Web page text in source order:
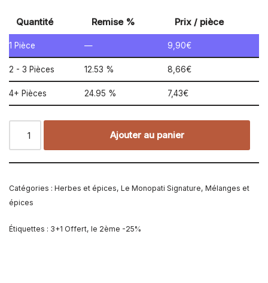
Quantité Remise % Prix / pièce
1 Pièce — 9,90€
2 - 3 Pièces 12.53 % 8,66€
4+ Pièces 24.95 % 7,43€
Ajouter au panier
Catégories : Herbes et épices, Le Monopati Signature, Mélanges et
épices
Étiquettes : 3+1 Offert, le 2ème -25%